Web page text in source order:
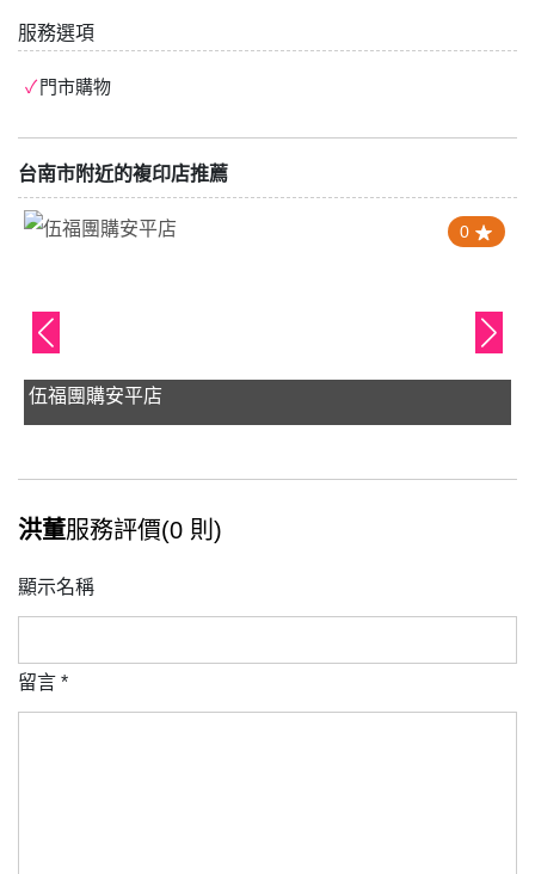
服務選項
門市購物
台南市附近的複印店推薦
0
伍福團購安平店
洪董服務評價(0 則)
顯示名稱
留言 *